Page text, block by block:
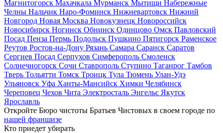
Магнитогорск Махачкала Мурманск Мытищи Набережные
Челны Нальчик Наро-Фоминск Нижневартовск Нижний
Новгород Новая Москва Новокузнецк Новороссийск
Новосибирск Ногинск Обнинск Одинцово Омск Павловский
Посад Пенза Пермь Подольск Пушкино Пятигорск Раменское
Реутов Ростов-на-Дону Рязань Самара Саранск Саратов
Сергиев Посад Серпухов Симферополь Смоленск
Солнечногорск Сочи Ставрополь Ступино Таганрог Тамбов
Тверь Тольятти Томск Троицк Тула Тюмень Улан-Удэ
Ульяновск Уфа Ханты-Мансийск Химки Челябинск
Череповец Чехов Чита Электросталь Энгельс Якутск
Ярославль
Откройте Бюро чистоты Братьев Чистовых в своем городе по
нашей франшизе
Кто приедет убирать